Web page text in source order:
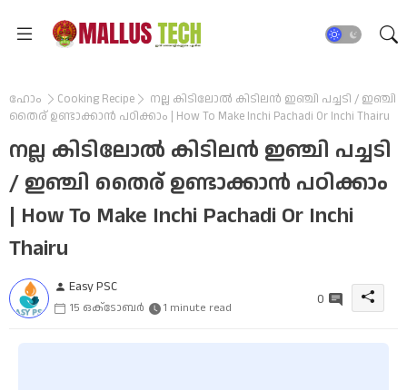
ഹോം Cooking Recipe
നല്ല കിടിലോൽ കിടിലൻ ഇഞ്ചി പച്ചടി / ഇഞ്ചി
തൈര് ഉണ്ടാക്കാൻ പഠിക്കാം | How To Make Inchi Pachadi Or Inchi Thairu
നല്ല കിടിലോൽ കിടിലൻ ഇഞ്ചി പച്ചടി
/ ഇഞ്ചി തൈര് ഉണ്ടാക്കാൻ പഠിക്കാം
| How To Make Inchi Pachadi Or Inchi
Thairu
Easy PSC
15 ഒക്‌ടോബർ 1 minute read 0